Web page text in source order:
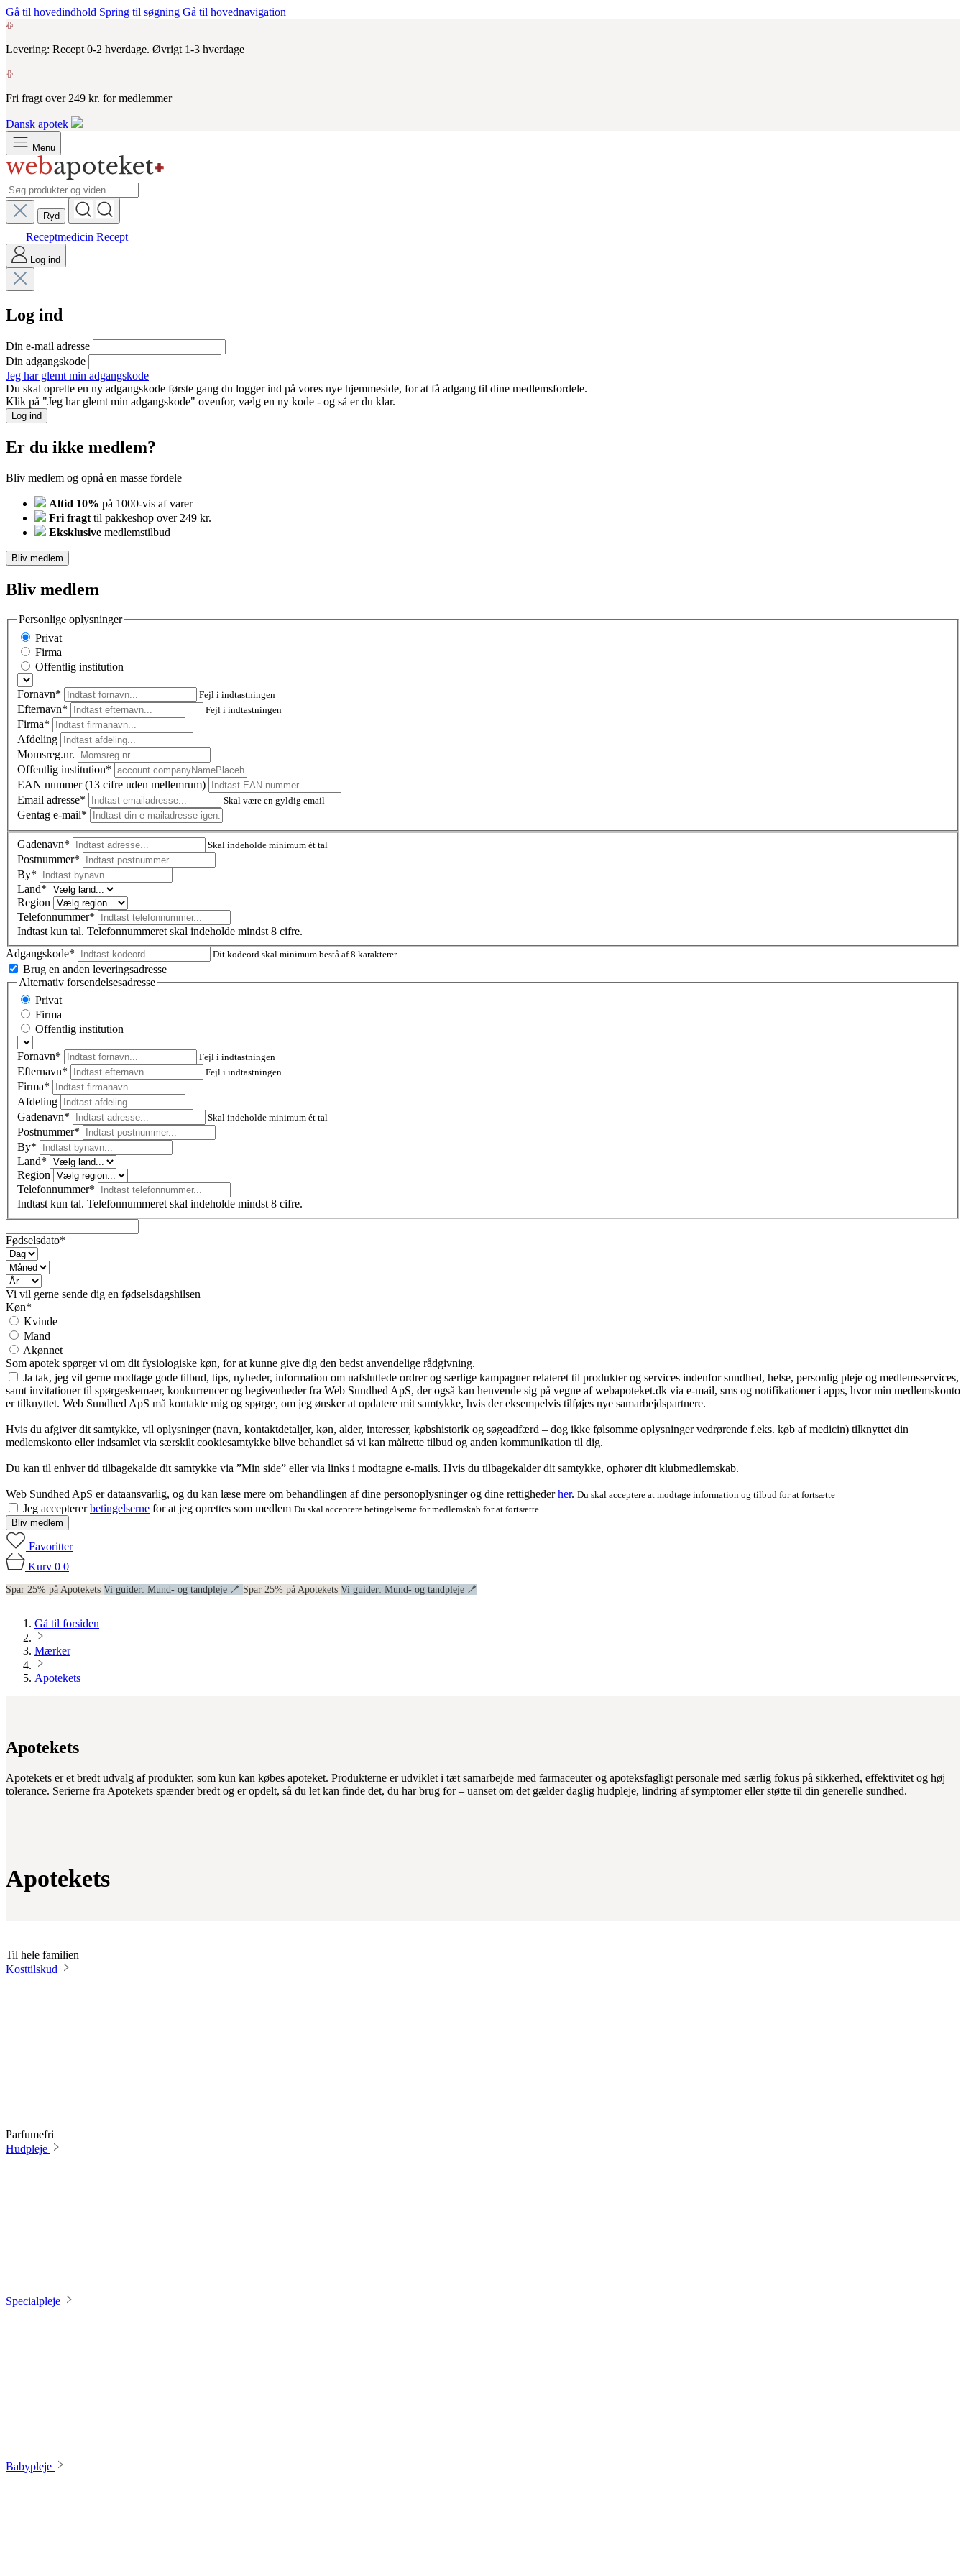
Gå til hovedindhold Spring til søgning Gå til hovednavigation
Levering: Recept 0-2 hverdage. Øvrigt 1-3 hverdage
Fri fragt over 249 kr. for medlemmer
Dansk apotek
Menu
Ryd
Receptmedicin Recept
Log ind
Log ind
Din e-mail adresse
Din adgangskode
Jeg har glemt min adgangskode
Du skal oprette en ny adgangskode første gang du logger ind på vores nye hjemmeside, for at få adgang til dine medlemsfordele.
Klik på "Jeg har glemt min adgangskode" ovenfor, vælg en ny kode - og så er du klar.
Log ind
Er du ikke medlem?
Bliv medlem og opnå en masse fordele
Altid 10% på 1000-vis af varer
Fri fragt til pakkeshop over 249 kr.
Eksklusive medlemstilbud
Bliv medlem
Bliv medlem
Personlige oplysninger
Privat
Firma
Offentlig institution
Fornavn* Fejl i indtastningen
Efternavn* Fejl i indtastningen
Firma*
Afdeling
Momsreg.nr.
Offentlig institution*
EAN nummer (13 cifre uden mellemrum)
Email adresse*
Skal være en gyldig email
Gentag e-mail*
Gadenavn* Skal indeholde minimum ét tal
Postnummer*
By*
Land*
Region
Telefonnummer*
Indtast kun tal. Telefonnummeret skal indeholde mindst 8 cifre.
Adgangskode*
Dit kodeord skal minimum bestå af 8 karakterer.
Brug en anden leveringsadresse
Alternativ forsendelsesadresse
Privat
Firma
Offentlig institution
Fornavn* Fejl i indtastningen
Efternavn* Fejl i indtastningen
Firma*
Afdeling
Gadenavn*
Skal indeholde minimum ét tal
Postnummer*
By*
Land*
Region
Telefonnummer*
Indtast kun tal. Telefonnummeret skal indeholde mindst 8 cifre.
Fødselsdato*
Vi vil gerne sende dig en fødselsdagshilsen
Køn*
Kvinde
Mand
Akønnet
Som apotek spørger vi om dit fysiologiske køn, for at kunne give dig den bedst anvendelige rådgivning.
Ja tak, jeg vil gerne modtage gode tilbud, tips, nyheder, information om uafsluttede ordrer og særlige kampagner relateret til produkter og services indenfor sundhed, helse, personlig pleje og medlemsservices,
samt invitationer til spørgeskemaer, konkurrencer og begivenheder fra Web Sundhed ApS, der også kan henvende sig på vegne af webapoteket.dk via e-mail, sms og notifikationer i apps, hvor min medlemskonto
er tilknyttet. Web Sundhed ApS må kontakte mig og spørge, om jeg ønsker at opdatere mit samtykke, hvis der eksempelvis tilføjes nye samarbejdspartnere.
Hvis du afgiver dit samtykke, vil oplysninger (navn, kontaktdetaljer, køn, alder, interesser, købshistorik og søgeadfærd – dog ikke følsomme oplysninger vedrørende f.eks. køb af medicin) tilknyttet din
medlemskonto eller indsamlet via særskilt cookiesamtykke blive behandlet så vi kan målrette tilbud og anden kommunikation til dig.
Du kan til enhver tid tilbagekalde dit samtykke via ”Min side” eller via links i modtagne e-mails. Hvis du tilbagekalder dit samtykke, ophører dit klubmedlemskab.
Web Sundhed ApS er dataansvarlig, og du kan læse mere om behandlingen af dine personoplysninger og dine rettighederher. Du skal acceptere at modtage information og tilbud for at fortsætte
Jeg acceptererbetingelserne for at jeg oprettes som medlem Du skal acceptere betingelserne for medlemskab for at fortsætte
Bliv medlem
Favoritter
Kurv 0 0
Spar 25% på Apotekets Vi guider: Mund- og tandpleje 🪥 Spar 25% på Apotekets Vi guider: Mund- og tandpleje 🪥
Gå til forsiden
Mærker
Apotekets
Apotekets
Apotekets er et bredt udvalg af produkter, som kun kan købes apoteket. Produkterne er udviklet i tæt samarbejde med farmaceuter og apoteksfagligt personale med særlig fokus på sikkerhed, effektivitet og høj
tolerance. Serierne fra Apotekets spænder bredt og er opdelt, så du let kan finde det, du har brug for – uanset om det gælder daglig hudpleje, lindring af symptomer eller støtte til din generelle sundhed.
Apotekets
Til hele familien
Kosttilskud
Parfumefri
Hudpleje
Specialpleje
Babypleje